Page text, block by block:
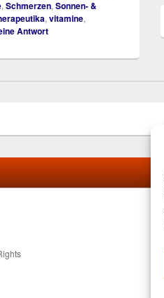
, Schmerzen, Sonnen- &
, vitamine,
Antwort